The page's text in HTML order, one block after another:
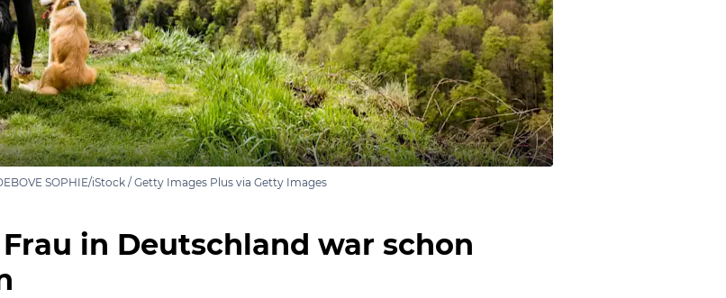
SOPHIE/iStock / Getty Images Plus via Getty Images
in Deutschland war schon